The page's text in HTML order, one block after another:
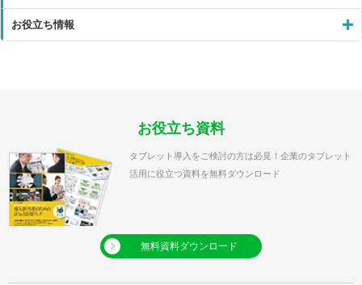
お役立ち情報
お役立ち資料
タブレット導入をご検討の方は必見！企業のタブレット
活用に役立つ資料を無料ダウンロード
無料資料ダウンロード